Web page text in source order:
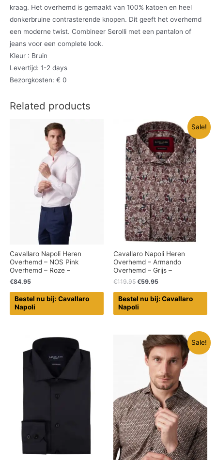
kraag. Het overhemd is gemaakt van 100% katoen en heel
donkerbruine contrasterende knopen. Dit geeft het overhemd
een moderne twist. Combineer Serolli met een pantalon of
jeans voor een complete look.
Kleur : Bruin
Levertijd: 1-2 days
Bezorgkosten: € 0
Related products
Cavallaro Napoli Heren
Overhemd – NOS Pink
Overhemd – Roze –
€84.95
Bestel nu bij: Cavallaro
Napoli
Sale!
Cavallaro Napoli Heren
Overhemd – Armando
Overhemd – Grijs –
€119.95 €59.95
Bestel nu bij: Cavallaro
Napoli
Sale!